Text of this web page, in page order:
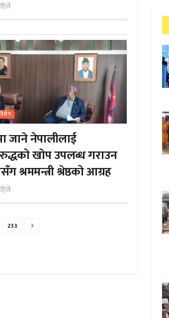
जाने नेपालीलाई
खोप उपलब्ध गराउन
श्रेष्ठको आग्रह
233